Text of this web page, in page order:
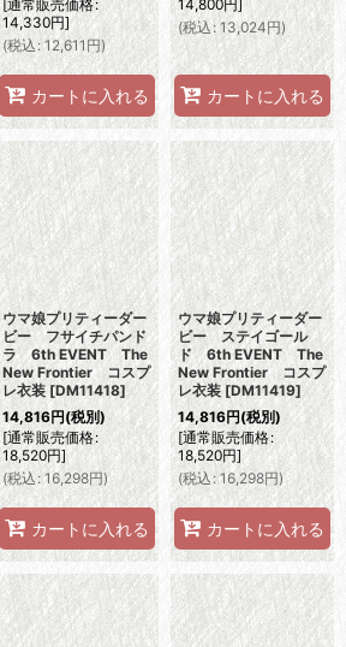
[通常販売価格:
14,330円]
(税込 : 12,611円)
カートに入れる
14,800円]
(税込: 13,024円)
カートに入れる
ウマ娘プリティーダー
ビー フサイチパンド
ラ 6th EVENT The
New Frontier コスプ
レ衣装 [DM11418]
14,816円(税別)
[通常販売価格:
18,520円]
(税込: 16,298円)
カートに入れる
ウマ娘プリティーダー
ビー ステイゴール
ド 6th EVENT The
New Frontier コスプ
レ衣装 [DM11419]
14,816円(税別)
[通常販売価格:
18,520円]
(税込: 16,298円)
カートに入れる